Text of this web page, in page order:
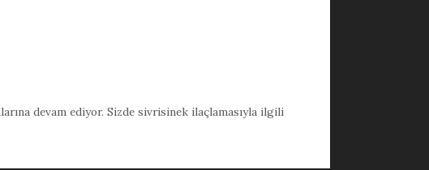
devam ediyor. Sizde sivrisinek ilaçlamasıyla ilgili